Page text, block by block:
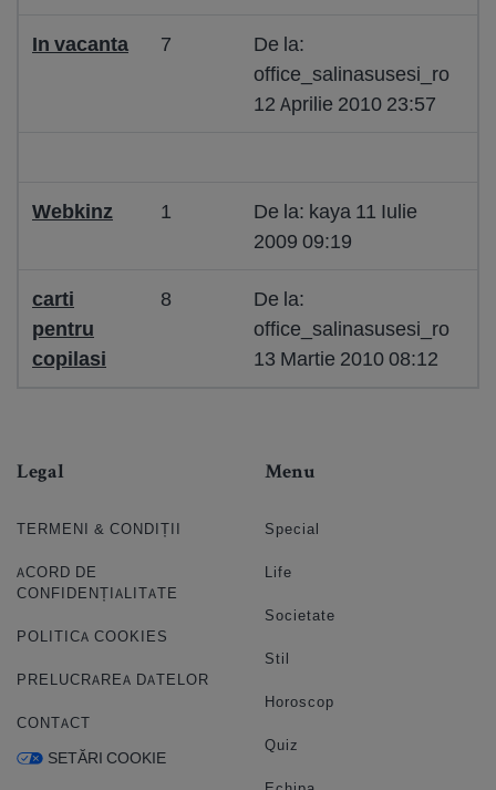
In vacanta 7
De la:
office_salinasusesi_ro
12 Aprilie 2010 23:57
Webkinz 1
De la: kaya 11 Iulie
2009 09:19
carti
pentru
copilasi
8
De la:
office_salinasusesi_ro
13 Martie 2010 08:12
Legal
TERMENI & CONDIȚII
ACORD DE
CONFIDENȚIALITATE
POLITICA COOKIES
PRELUCRAREA DATELOR
CONTACT
SETĂRI COOKIE
Menu
Special
Life
Societate
Stil
Horoscop
Quiz